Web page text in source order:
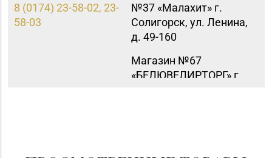
8 (0174) 23-58-02, 23-
58-03
№37 «Малахит» г.
Солигорск, ул. Ленина,
д. 49-160
Магазин №67
«БЕЛЮВЕЛИРТОРГ» г.